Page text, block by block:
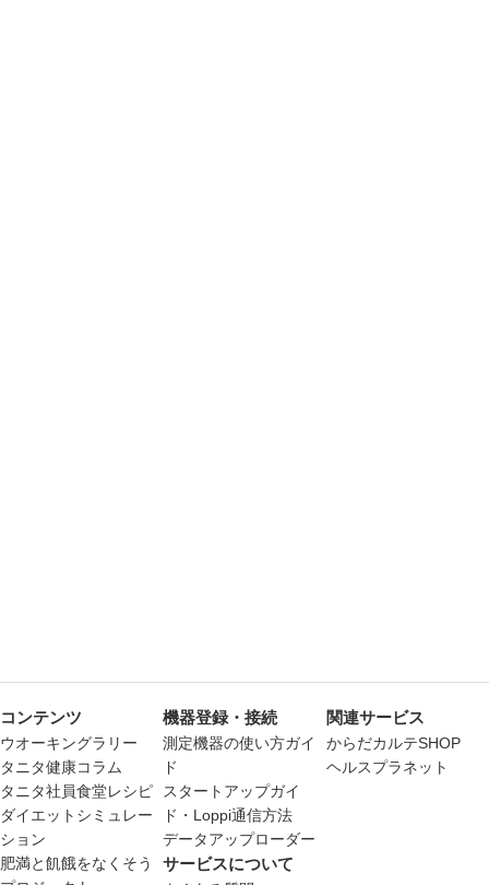
コンテンツ
ウオーキングラリー
タニタ健康コラム
タニタ社員食堂レシピ
ダイエットシミュレー
ション
肥満と飢餓をなくそう
機器登録・接続
測定機器の使い方ガイ
ド
スタートアップガイ
ド・Loppi通信方法
データアップローダー
サービスについて
関連サービス
からだカルテSHOP
ヘルスプラネット